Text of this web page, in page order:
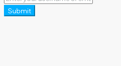
Submit